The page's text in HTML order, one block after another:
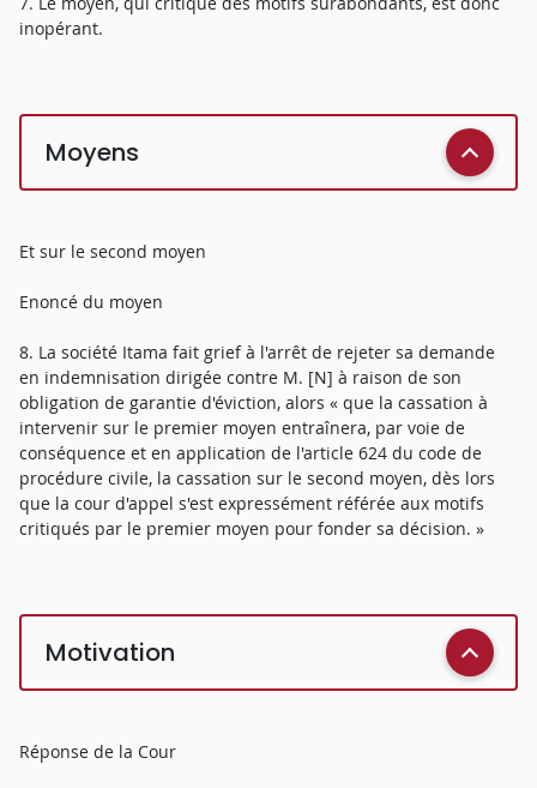
inopérant.
Moyens
Et sur le second moyen
Enoncé du moyen
8. La société Itama fait grief à l'arrêt de rejeter sa demande
en indemnisation dirigée contre M. [N] à raison de son
obligation de garantie d'éviction, alors « que la cassation à
intervenir sur le premier moyen entraînera, par voie de
conséquence et en application de l'article 624 du code de
procédure civile, la cassation sur le second moyen, dès lors
que la cour d'appel s'est expressément référée aux motifs
critiqués par le premier moyen pour fonder sa décision. »
Motivation
Réponse de la Cour